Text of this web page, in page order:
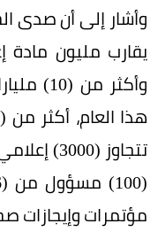
وأشار إلى أن صدى
وأكثر
تتجاوز
مؤتمرات وإيجازات